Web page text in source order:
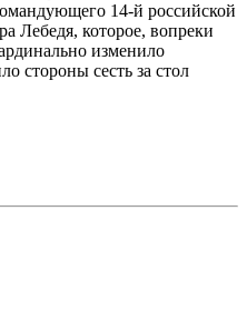
14-й российской
Лебедя, которое, вопреки
изменило
стороны сесть за стол